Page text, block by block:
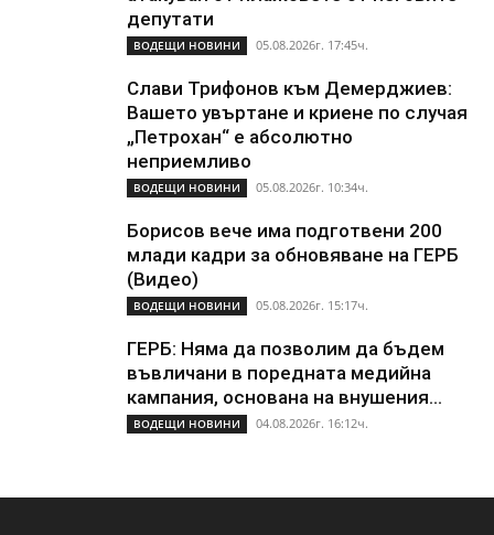
депутати
ВОДЕЩИ НОВИНИ 05.08.2026г. 17:45ч.
Слави Трифонов към Демерджиев:
Вашето увъртане и криене по случая
„Петрохан“ е абсолютно
неприемливо
ВОДЕЩИ НОВИНИ 05.08.2026г. 10:34ч.
Борисов вече има подготвени 200
млади кадри за обновяване на ГЕРБ
(Видео)
ВОДЕЩИ НОВИНИ 05.08.2026г. 15:17ч.
ГЕРБ: Няма да позволим да бъдем
въвличани в поредната медийна
кампания, основана на внушения...
ВОДЕЩИ НОВИНИ 04.08.2026г. 16:12ч.